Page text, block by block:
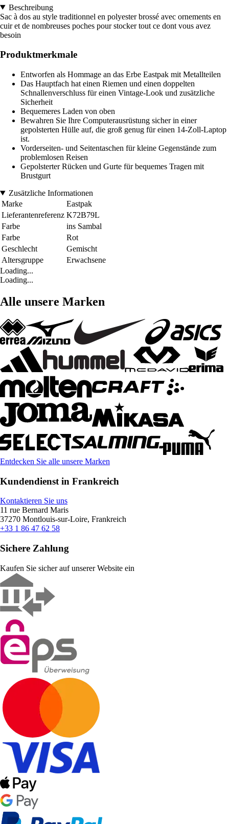
Beschreibung
Sac à dos au style traditionnel en polyester brossé avec ornements en
cuir et de nombreuses poches pour stocker tout ce dont vous avez
besoin
Produktmerkmale
Entworfen als Hommage an das Erbe Eastpak mit Metallteilen
Das Hauptfach hat einen Riemen und einen doppelten
Schnallenverschluss für einen Vintage-Look und zusätzliche
Sicherheit
Bequemeres Laden von oben
Bewahren Sie Ihre Computerausrüstung sicher in einer
gepolsterten Hülle auf, die groß genug für einen 14-Zoll-Laptop
ist.
Vorderseiten- und Seitentaschen für kleine Gegenstände zum
problemlosen Reisen
Gepolsterter Rücken und Gurte für bequemes Tragen mit
Brustgurt
Zusätzliche Informationen
Marke
Eastpak
Lieferantenreferenz K72B79L
Farbe
ins Sambal
Farbe
Rot
Geschlecht
Gemischt
Altersgruppe
Erwachsene
Loading...
Loading...
Alle unsere Marken
Entdecken Sie alle unsere Marken
Kundendienst in Frankreich
Kontaktieren Sie uns
11 rue Bernard Maris
37270 Montlouis-sur-Loire, Frankreich
+33 1 86 47 62 58
Sichere Zahlung
Kaufen Sie sicher auf unserer Website ein